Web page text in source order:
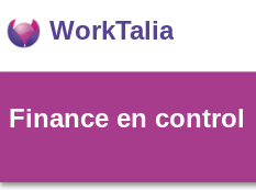
WorkTalia
Finance en control